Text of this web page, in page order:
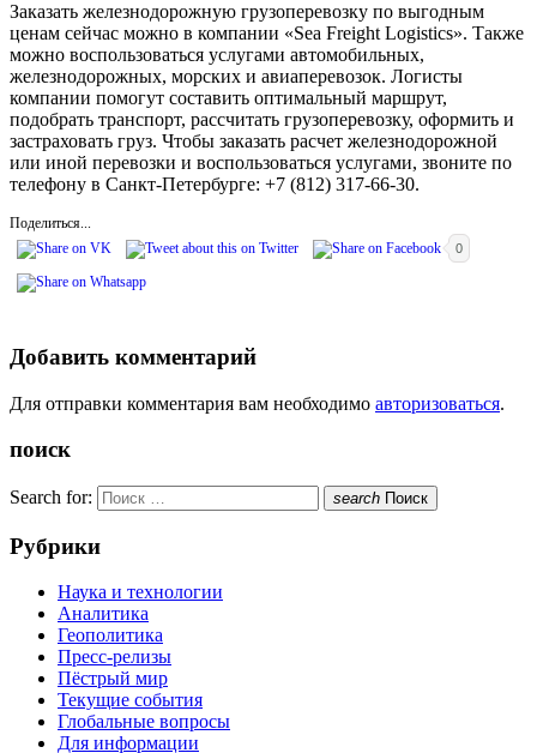
Заказать железнодорожную грузоперевозку по выгодным
ценам сейчас можно в компании «Sea Freight Logistics». Также
можно воспользоваться услугами автомобильных,
железнодорожных, морских и авиаперевозок. Логисты
компании помогут составить оптимальный маршрут,
подобрать транспорт, рассчитать грузоперевозку, оформить и
застраховать груз. Чтобы заказать расчет железнодорожной
или иной перевозки и воспользоваться услугами, звоните по
телефону в Санкт-Петербурге: +7 (812) 317-66-30.
Поделиться...
0
Добавить комментарий
Для отправки комментария вам необходимо авторизоваться.
поиск
Search for: search Поиск
Рубрики
Наука и технологии
Аналитика
Геополитика
Пресс-релизы
Пёстрый мир
Текущие события
Глобальные вопросы
Для информации